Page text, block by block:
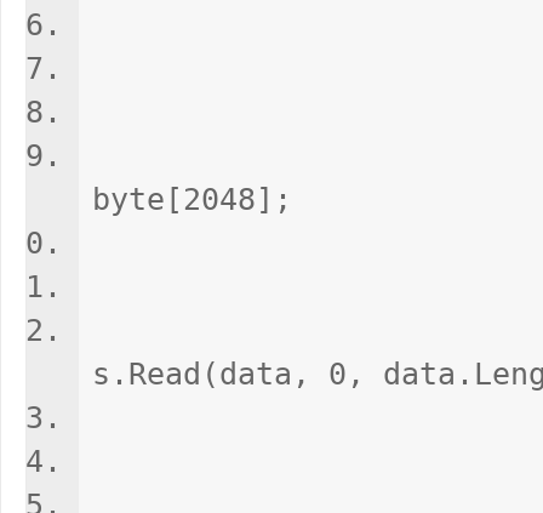
byte[2048];
s.Read(data, 0,